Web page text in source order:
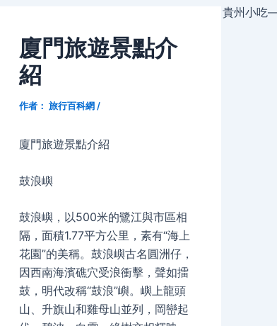
廈門旅遊景點介
紹
作者： 旅行百科網 /
廈門旅遊景點介紹
鼓浪嶼
鼓浪嶼，以500米的鷺江與市區相
隔，面積1.77平方公里，素有“海上
花園”的美稱。鼓浪嶼古名圓洲仔，
因西南海濱礁穴受浪衝擊，聲如擂
鼓，明代改稱“鼓浪”嶼。嶼上龍頭
山、升旗山和雞母山並列，岡巒起
navigation